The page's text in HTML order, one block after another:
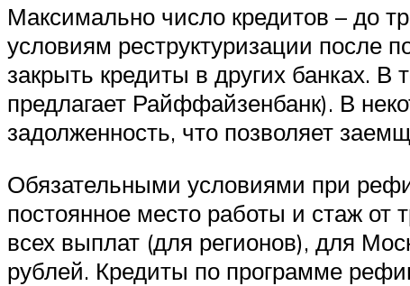
Максимально число кредитов – до
условиям реструктуризации после
закрыть кредиты в других банках. В
предлагает Райффайзенбанк). В
задолженность, что позволяет
Обязательными условиями при
постоянное место работы и стаж
всех выплат (для регионов), для
рублей. Кредиты по программе